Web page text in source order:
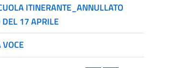
ITINERANTE_ANNULLATO
DEL 17 APRILE
VOCE